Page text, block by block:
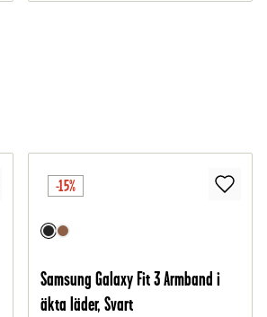
-15%
Samsung Galaxy Fit 3 Armband i
äkta läder, Svart